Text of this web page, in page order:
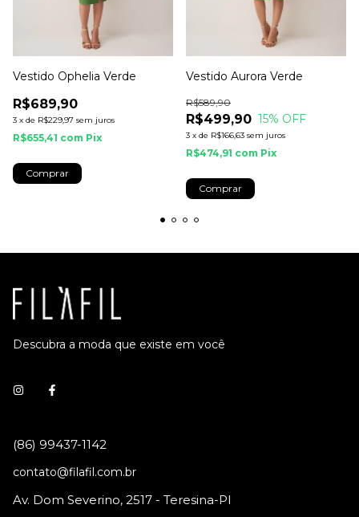
Vestido Ophelia Verde
R$689,90
3 x de R$229,97 sem juros
R$655,41 com Pix
Comprar
Vestido Aurora Verde
R$499,90
R$589,90
15% OFF
3 x de R$166,63 sem juros
R$474,91 com Pix
Comprar
Descubra a moda que existe em você
contato@filafil.com.br